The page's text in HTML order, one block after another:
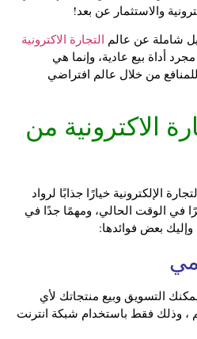
والاستثمار عن بعد!
شاملة عن عالم التجارة الاكترونية
أداة بيع عادية، وإنما هي
من خلال عالم افتراضي
الاكترونية من
الإلكترونية خيارًا جذابًا لرواد
في الوقت الحالي، ومهمًا جدًا في
بعض فوائدها:
التسويق وبيع منتجاتك لأي
وذلك فقط باستخدام شبكة انترنت